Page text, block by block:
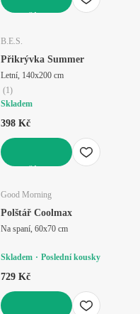
B.E.S.
Přikrývka Summer
Letní, 140x200 cm
(1)
Skladem
398 Kč
Good Morning
Polštář Coolmax
Na spaní, 60x70 cm
Skladem Poslední kousky
729 Kč